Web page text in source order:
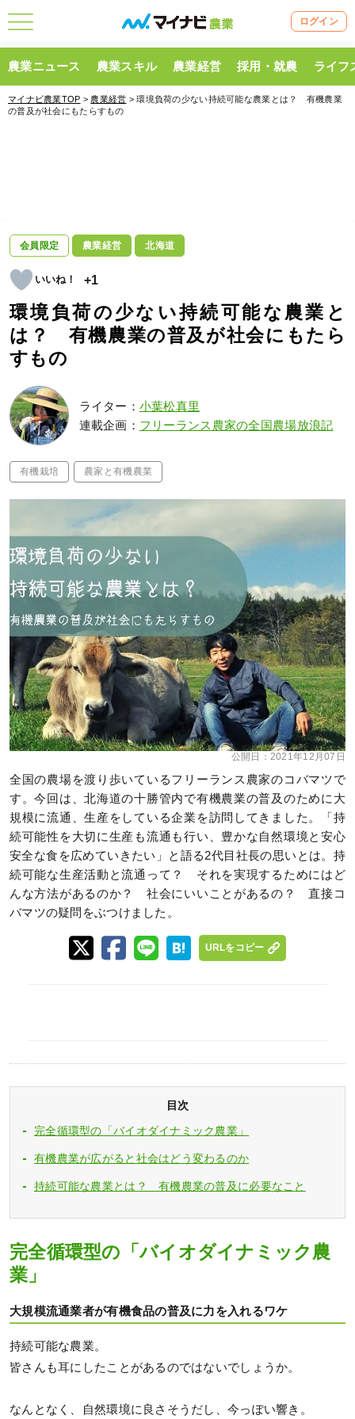
ログイン
農業ニュース 農業スキル 農業経営 採用・就農 ライフ
マイナビ農業TOP > 農業経営 > 環境負荷の少ない持続可能な農業とは？ 有機農業
の普及が社会にもたらすもの
会員限定 農業経営 北海道
+1
環境負荷の少ない持続可能な農業と
は？ 有機農業の普及が社会にもたら
すもの
ライター： 小葉松真里
連載企画： フリーランス農家の全国農場放浪記
有機栽培 農家と有機農業
公開日： 2021年12月07日
全国の農場を渡り歩いているフリーランス農家のコバマツで
す。今回は、北海道の十勝管内で有機農業の普及のために大
規模に流通、生産をしている企業を訪問してきました。「持
続可能性を大切に生産も流通も行い、豊かな自然環境と安心
安全な食を広めていきたい」と語る2代目社長の思いとは。持
続可能な生産活動と流通って？ それを実現するためにはど
んな方法があるのか？ 社会にいいことがあるの？ 直接コ
バマツの疑問をぶつけました。
URLをコピー
目次
完全循環型の「バイオダイナミック農業」
有機農業が広がると社会はどう変わるのか
持続可能な農業とは？ 有機農業の普及に必要なこと
完全循環型の「バイオダイナミック農
業」
大規模流通業者が有機食品の普及に力を入れるワケ
持続可能な農業。
皆さんも耳にしたことがあるのではないでしょうか。
なんとなく、自然環境に良さそうだし、今っぽい響き。